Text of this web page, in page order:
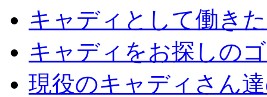
キャディとして働き
キャディをお探しの
現役のキャディさん